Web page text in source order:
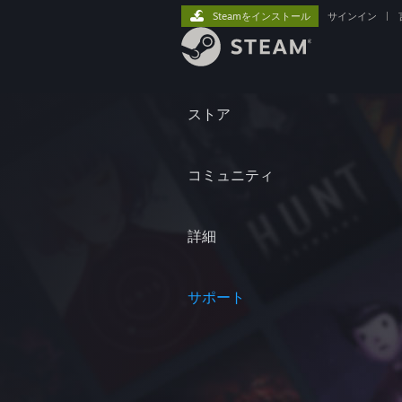
ストア
コミュニティ
詳細
サポート
Steamをインストール サインイン